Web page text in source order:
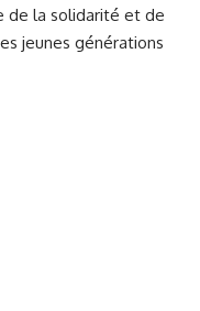
de la solidarité et de
jeunes générations